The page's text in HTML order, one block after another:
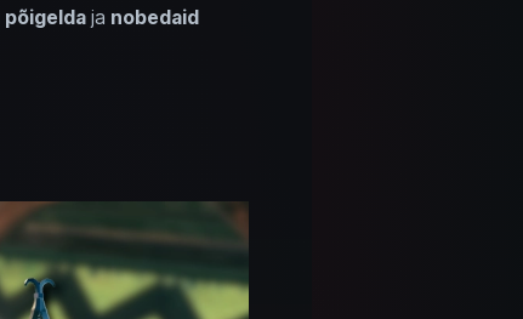
põigeldaja nobedaid